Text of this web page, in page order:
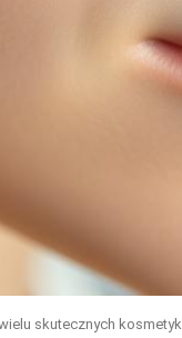
skutecznych